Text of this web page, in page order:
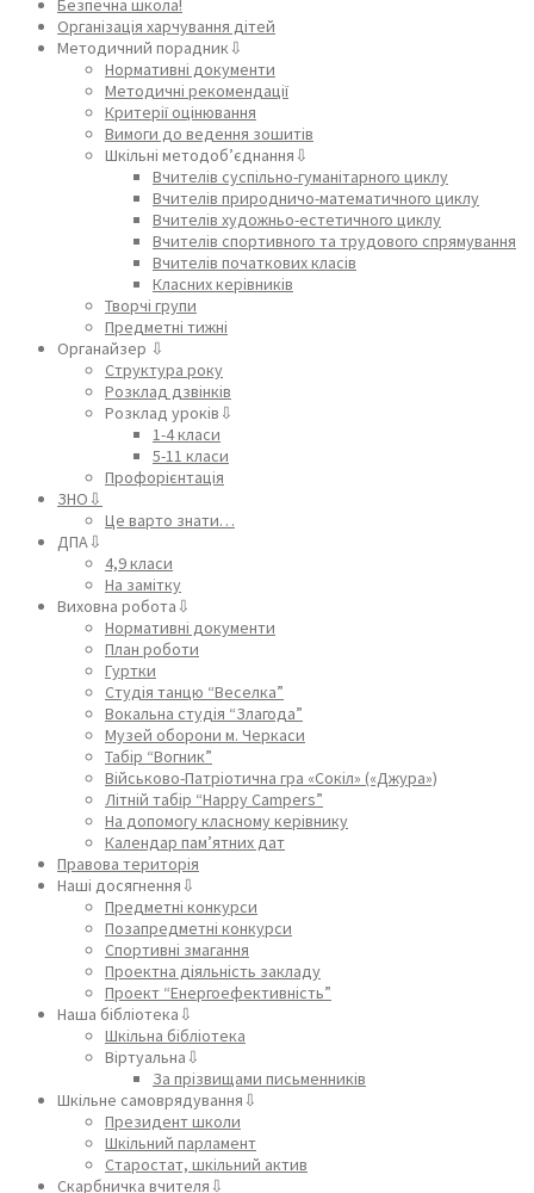
Безпечна школа!
Організація харчування дітей
Методичний порадник⇩
Нормативні документи
Методичні рекомендації
Критерії оцінювання
Вимоги до ведення зошитів
Шкільні методоб’єднання⇩
Вчителів суспільно-гуманітарного циклу
Вчителів природничо-математичного циклу
Вчителів художньо-естетичного циклу
Вчителів спортивного та трудового спрямування
Вчителів початкових класів
Класних керівників
Творчі групи
Предметні тижні
Органайзер ⇩
Структура року
Розклад дзвінків
Розклад уроків⇩
1-4 класи
5-11 класи
Профорієнтація
ЗНО⇩
Це варто знати…
ДПА⇩
4,9 класи
На замітку
Виховна робота⇩
Нормативні документи
План роботи
Гуртки
Студія танцю “Веселка”
Вокальна студія “Злагода”
Музей оборони м. Черкаси
Табір “Вогник”
Військово-Патріотична гра «Сокіл» («Джура»)
Літній табір “Happy Campers”
На допомогу класному керівнику
Календар пам’ятних дат
Правова територія
Наші досягнення⇩
Предметні конкурси
Позапредметні конкурси
Спортивні змагання
Проектна діяльність закладу
Проект “Енергоефективність”
Наша бібліотека⇩
Шкільна бібліотека
Віртуальна⇩
За прізвищами письменників
Шкільне самоврядування⇩
Президент школи
Шкільний парламент
Старостат, шкільний актив
Скарбничка вчителя⇩